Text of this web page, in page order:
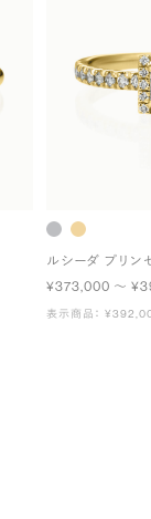
ルシーダ プリン
¥373,000 〜
表示商品：